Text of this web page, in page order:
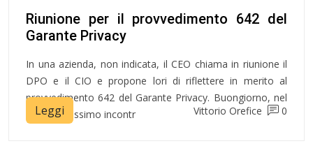
Riunione per il provvedimento 642 del
Garante Privacy
In una azienda, non indicata, il CEO chiama in riunione il
DPO e il CIO e propone lori di riflettere in merito al
provvedimento 642 del Garante Privacy. Buongiorno, nel
nostro prossimo incontr
Leggi Vittorio Orefice 0